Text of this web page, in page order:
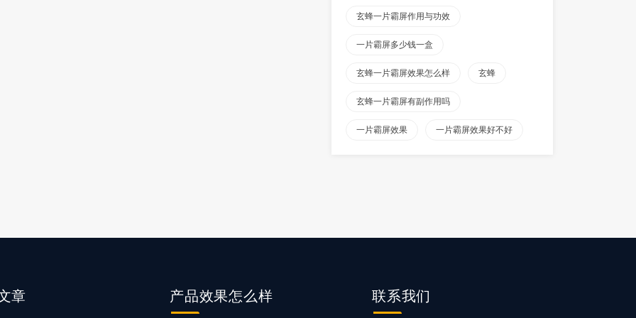
玄蜂一片霸屏作用与功效
一片霸屏多少钱一盒
玄蜂一片霸屏效果怎么样 玄蜂
玄蜂一片霸屏有副作用吗
一片霸屏效果 一片霸屏效果好不好
章 产品效果怎么样 联系我们